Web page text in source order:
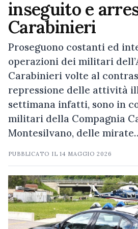
inseguito e
Carabinieri
Proseguono costanti ed
operazioni dei militari
Carabinieri volte al
repressione delle attività
settimana infatti, sono in
militari della Compagnia
Montesilvano, delle
PUBBLICATO IL14 MAGGIO 2026